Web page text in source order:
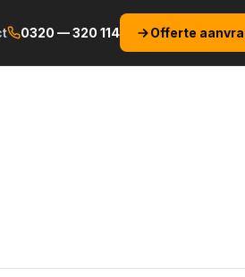
0320 — 320 114 Offerte